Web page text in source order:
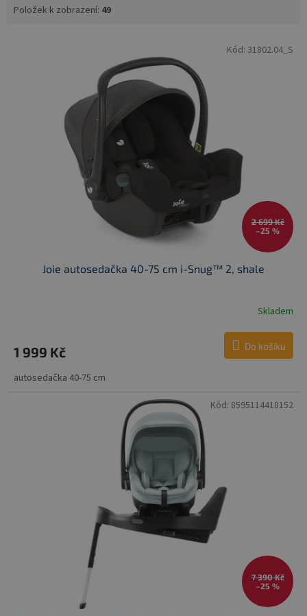
Položek k zobrazení: 49
2 699 Kč
–25 %
Joie autosedačka 40-75 cm i-Snug™ 2, shale
Skladem
1 999 Kč Do košíku
autosedačka 40-75 cm
Kód: 31802.04_S
7 390 Kč
–25 %
Kód: 8595114418152